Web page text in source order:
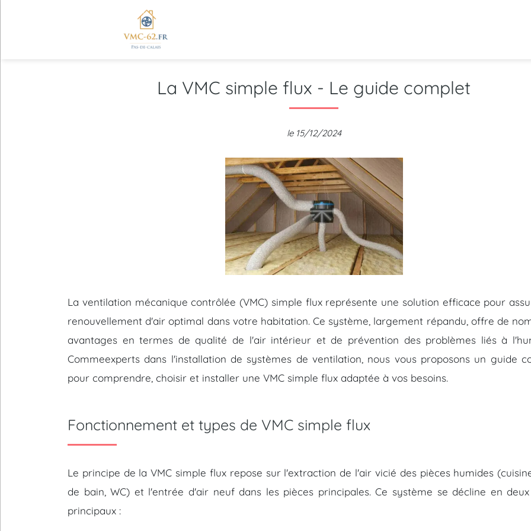
La VMC simple flux - Le guide complet
le 15/12/2024
La ventilation mécanique contrôlée (VMC) simple flux représente une solution efficace pour
renouvellement d'air optimal dans votre habitation. Ce système, largement répandu, offre de
avantages en termes de qualité de l'air intérieur et de prévention des problèmes liés à
Commeexperts dans l'installation de systèmes de ventilation, nous vous proposons un guide
pour comprendre, choisir et installer une VMC simple flux adaptée à vos besoins.
Fonctionnement et types de VMC simple flux
Le principe de la VMC simple flux repose sur l'extraction de l'air vicié des pièces humides
de bain, WC) et l'entrée d'air neuf dans les pièces principales. Ce système se décline en
principaux :